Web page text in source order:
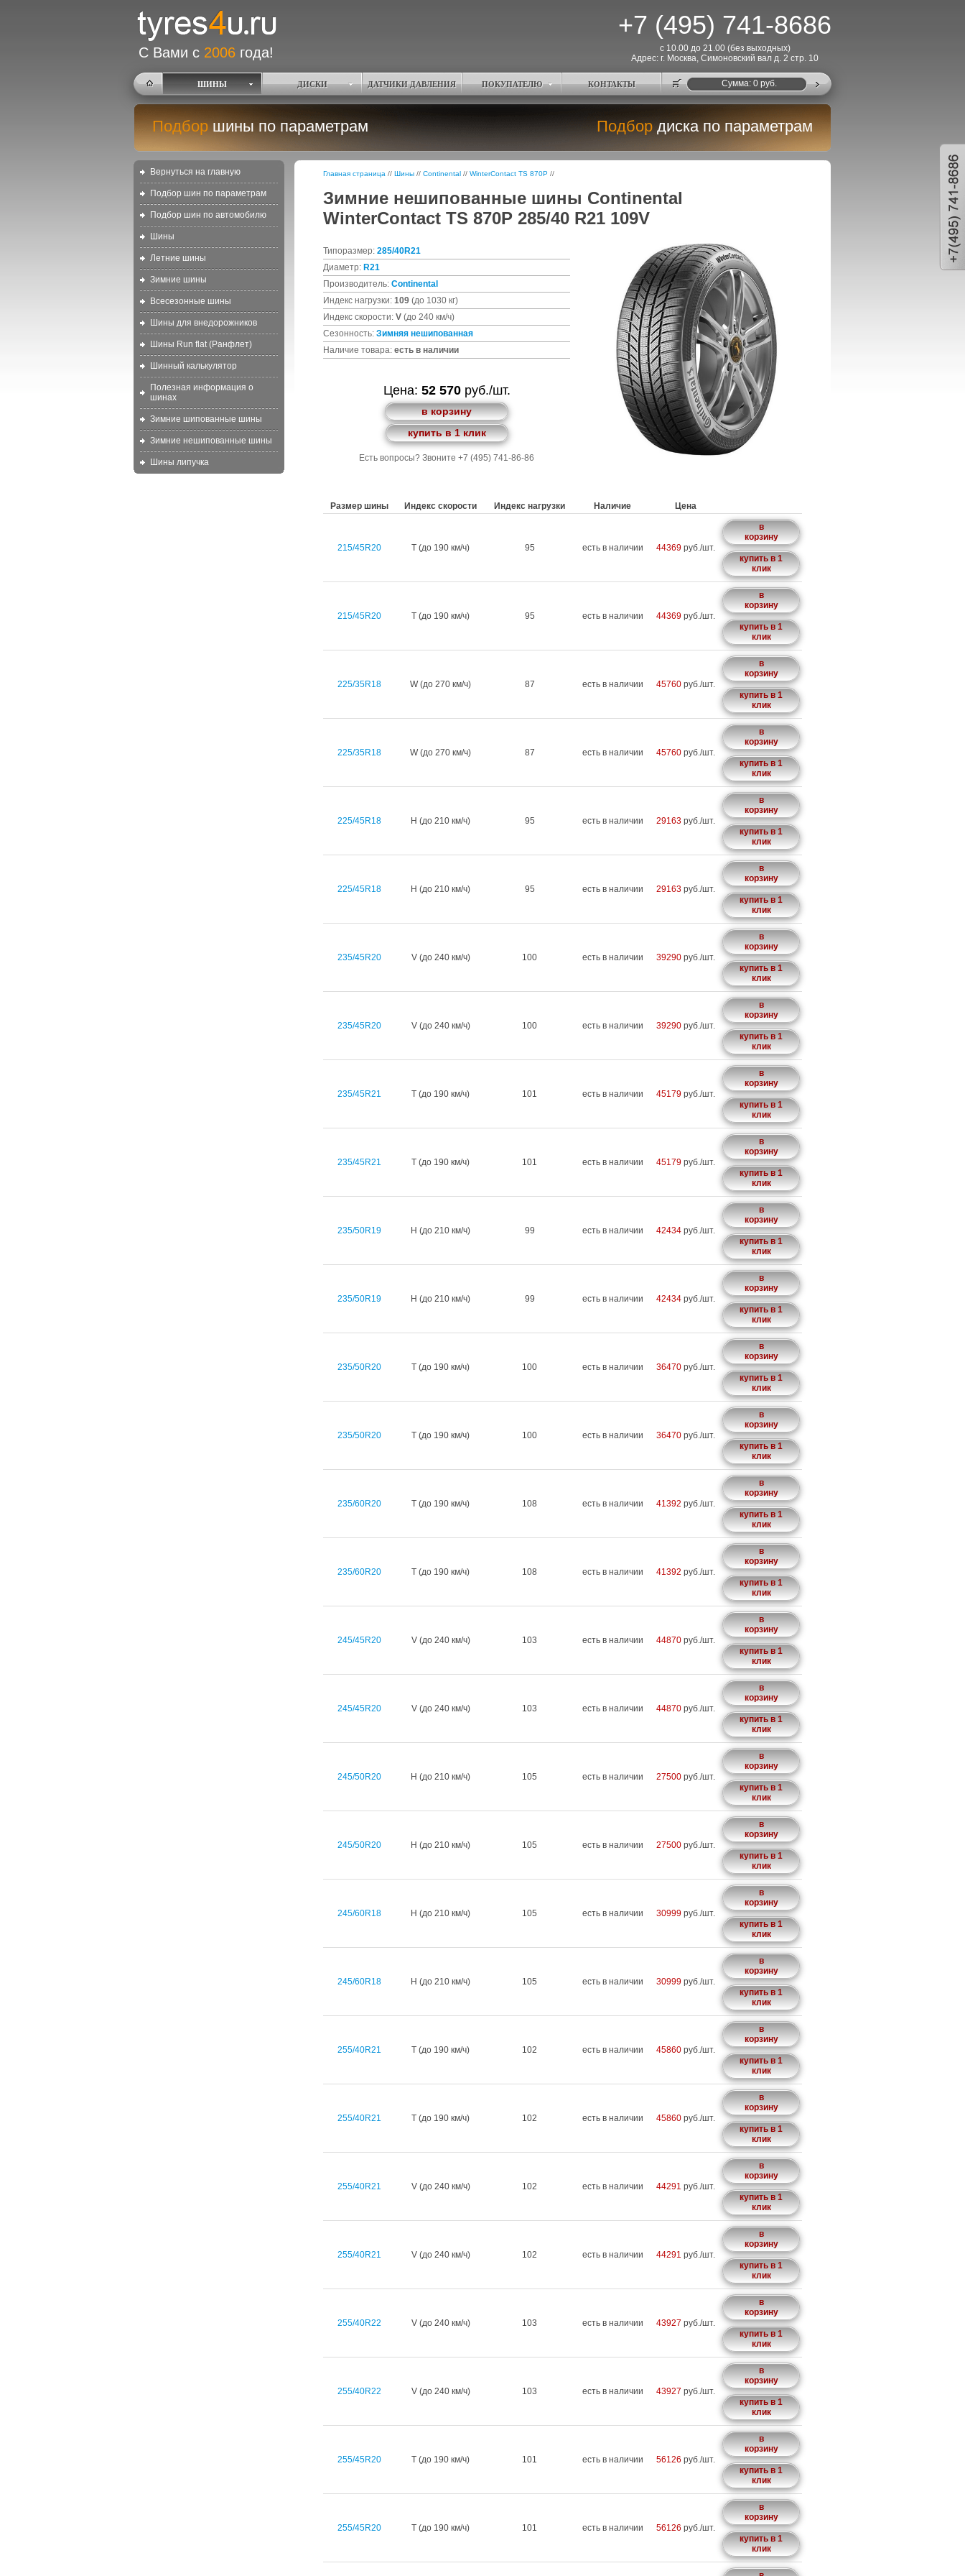
+7 (495) 741-8686
С Вами с 2006 года!
с 10.00 до 21.00 (без выходных)
Адрес: г. Москва, Симоновский вал д. 2 стр. 10
ШИНЫ ДИСКИ ДАТЧИКИ ДАВЛЕНИЯ ПОКУПАТЕЛЮ КОНТАКТЫ Cумма: 0руб.
Подбор шины по параметрам Подбор диска по параметрам
Вернуться на главную
Подбор шин по параметрам
Подбор шин по автомобилю
Шины
Летние шины
Зимние шины
Всесезонные шины
Шины для внедорожников
Шины Run flat (Ранфлет)
Шинный калькулятор
Полезная информация о
шинах
Зимние шипованные шины
Зимние нешипованные шины
Шины липучка
Главная страница // Шины // Continental // WinterContact TS 870P //
Зимние нешипованные шины Continental
WinterContact TS 870P 285/40 R21 109V
Типоразмер: 285/40R21
Диаметр: R21
Производитель: Continental
Индекс нагрузки: 109 (до 1030 кг)
Индекс скорости: V (до 240 км/ч)
Сезонность: Зимняя нешипованная
Наличие товара: есть в наличии
Цена: 52 570руб./шт.
в корзину
купить в 1 клик
Есть вопросы? Звоните +7 (495) 741-86-86
Размер шины Индекс скорости Индекс нагрузки Наличие Цена
215/45R20 T (до 190 км/ч) 95 есть в наличии 44369 руб./шт.
в
корзину
купить в 1
клик
215/45R20 T (до 190 км/ч) 95 есть в наличии 44369 руб./шт.
в
корзину
купить в 1
клик
225/35R18 W (до 270 км/ч) 87 есть в наличии 45760 руб./шт.
в
корзину
купить в 1
клик
225/35R18 W (до 270 км/ч) 87 есть в наличии 45760 руб./шт.
в
корзину
купить в 1
клик
225/45R18 H (до 210 км/ч) 95 есть в наличии 29163 руб./шт.
в
корзину
купить в 1
клик
225/45R18 H (до 210 км/ч) 95 есть в наличии 29163 руб./шт.
в
корзину
купить в 1
клик
235/45R20 V (до 240 км/ч) 100 есть в наличии 39290 руб./шт.
в
корзину
купить в 1
клик
235/45R20 V (до 240 км/ч) 100 есть в наличии 39290 руб./шт.
в
корзину
купить в 1
клик
235/45R21 T (до 190 км/ч) 101 есть в наличии 45179 руб./шт.
в
корзину
купить в 1
клик
235/45R21 T (до 190 км/ч) 101 есть в наличии 45179 руб./шт.
в
корзину
купить в 1
клик
235/50R19 H (до 210 км/ч) 99 есть в наличии 42434 руб./шт.
в
корзину
купить в 1
клик
235/50R19 H (до 210 км/ч) 99 есть в наличии 42434 руб./шт.
в
корзину
купить в 1
клик
235/50R20 T (до 190 км/ч) 100 есть в наличии 36470 руб./шт.
в
корзину
купить в 1
клик
235/50R20 T (до 190 км/ч) 100 есть в наличии 36470 руб./шт.
в
корзину
купить в 1
клик
235/60R20 T (до 190 км/ч) 108 есть в наличии 41392 руб./шт.
в
корзину
купить в 1
клик
235/60R20 T (до 190 км/ч) 108 есть в наличии 41392 руб./шт.
в
корзину
купить в 1
клик
245/45R20 V (до 240 км/ч) 103 есть в наличии 44870 руб./шт.
в
корзину
купить в 1
клик
245/45R20 V (до 240 км/ч) 103 есть в наличии 44870 руб./шт.
в
корзину
купить в 1
клик
245/50R20 H (до 210 км/ч) 105 есть в наличии 27500 руб./шт.
в
корзину
купить в 1
клик
245/50R20 H (до 210 км/ч) 105 есть в наличии 27500 руб./шт.
в
корзину
купить в 1
клик
245/60R18 H (до 210 км/ч) 105 есть в наличии 30999 руб./шт.
в
корзину
купить в 1
клик
245/60R18 H (до 210 км/ч) 105 есть в наличии 30999 руб./шт.
в
корзину
купить в 1
клик
255/40R21 T (до 190 км/ч) 102 есть в наличии 45860 руб./шт.
в
корзину
купить в 1
клик
255/40R21 T (до 190 км/ч) 102 есть в наличии 45860 руб./шт.
в
корзину
купить в 1
клик
255/40R21 V (до 240 км/ч) 102 есть в наличии 44291 руб./шт.
в
корзину
купить в 1
клик
255/40R21 V (до 240 км/ч) 102 есть в наличии 44291 руб./шт.
в
корзину
купить в 1
клик
255/40R22 V (до 240 км/ч) 103 есть в наличии 43927 руб./шт.
в
корзину
купить в 1
клик
255/40R22 V (до 240 км/ч) 103 есть в наличии 43927 руб./шт.
в
корзину
купить в 1
клик
255/45R20 T (до 190 км/ч) 101 есть в наличии 56126 руб./шт.
в
корзину
купить в 1
клик
255/45R20 T (до 190 км/ч) 101 есть в наличии 56126 руб./шт.
в
корзину
купить в 1
клик